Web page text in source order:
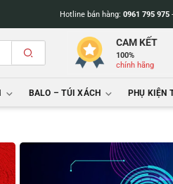
Hotline bán hàng: 0961 795 975-
CAM KẾT
100%
chính hãng
BALO – TÚI XÁCH PHỤ KIỆN